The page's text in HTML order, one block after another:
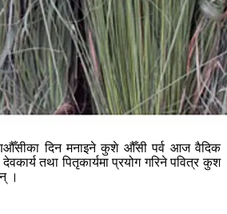
दिन मनाइने कुशे औँसी पर्व आज वैदिक
देवकार्य तथा पितृकार्यमा प्रयोग गरिने पवित्र कुश
।